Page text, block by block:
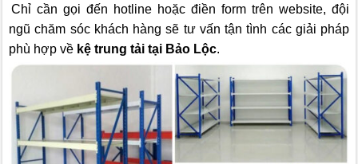
Chỉ cần gọi đến hotline hoặc điền form trên website, đội
ngũ chăm sóc khách hàng sẽ tư vấn tận tình các giải pháp
phù hợp về kệ trung tải tại Bảo Lộc.